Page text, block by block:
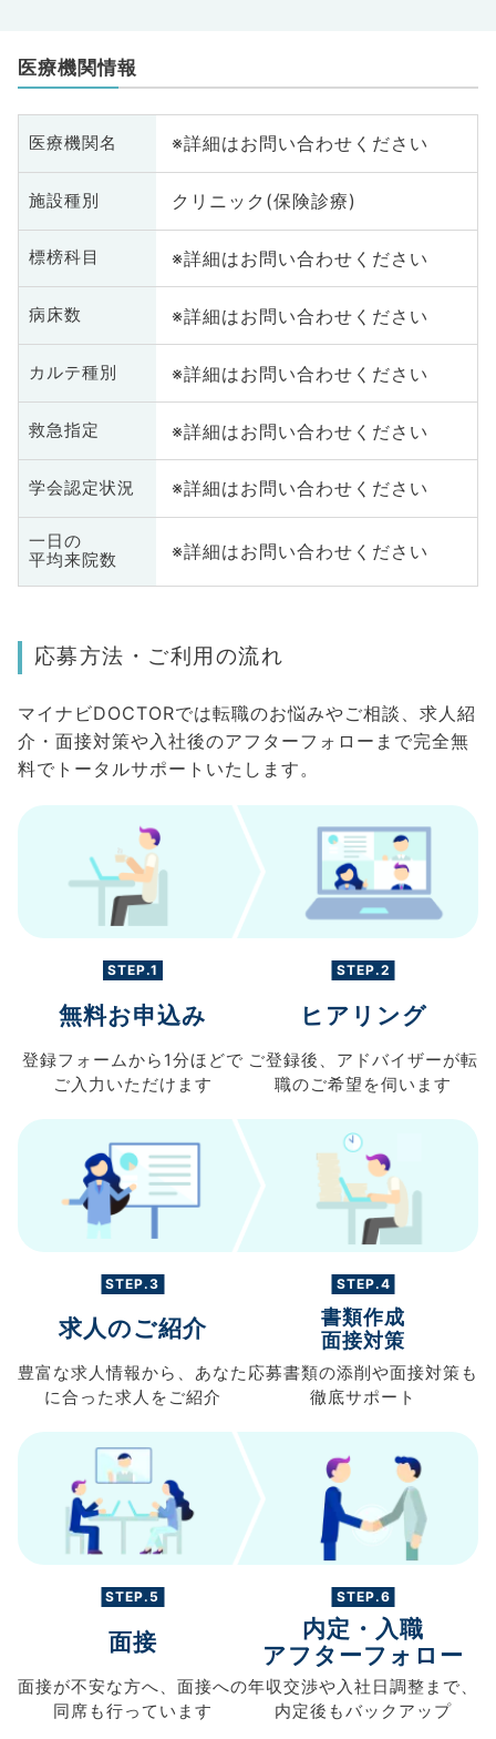
医療機関情報
医療機関名 ※詳細はお問い合わせください
施設種別 クリニック(保険診療)
標榜科目 ※詳細はお問い合わせください
病床数 ※詳細はお問い合わせください
カルテ種別 ※詳細はお問い合わせください
救急指定 ※詳細はお問い合わせください
学会認定状況 ※詳細はお問い合わせください
一日の
平均来院数
※詳細はお問い合わせください
応募方法・ご利用の流れ
マイナビDOCTORでは転職のお悩みやご相談、求人紹
介・面接対策や入社後のアフターフォローまで完全無
料でトータルサポートいたします。
STEP.1
無料お申込み
登録フォームから 1分ほどで
ご入力 いただけます
STEP.2
ヒアリング
ご登録後、 アドバイザーが転
職のご希望を伺います
STEP.3
求人のご紹介
豊富な求人情報から、 あなた
に合った求人を ご紹介
STEP.4
書類作成
面接対策
応募書類の添削や面接対策も
徹底サポート
STEP.5
面接
面接が不安な方へ、 面接への
同席も行っています
STEP.6
内定・入職
アフターフォロー
年収交渉や入社日調整まで、
内定後もバックアップ